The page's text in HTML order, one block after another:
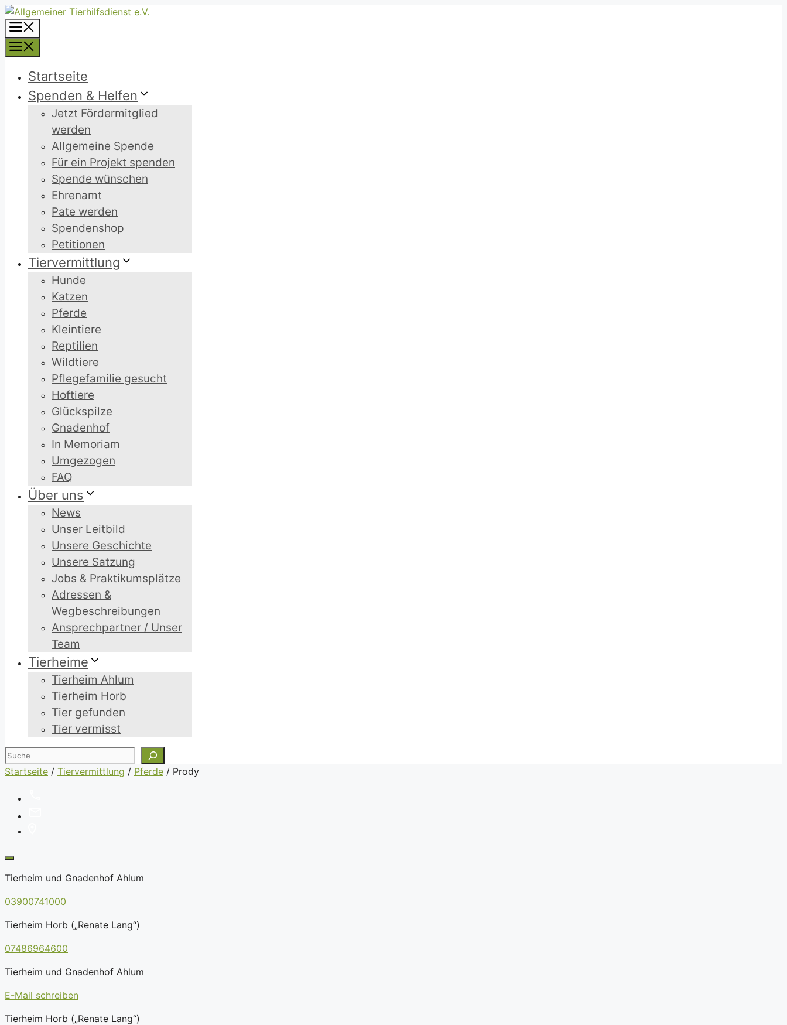
Zum
Inhalt
springen
Startseite
Spenden & Helfen
Jetzt Fördermitglied
werden
Allgemeine Spende
Für ein Projekt spenden
Spende wünschen
Ehrenamt
Pate werden
Spendenshop
Petitionen
Tiervermittlung
Hunde
Katzen
Pferde
Kleintiere
Reptilien
Wildtiere
Pflegefamilie gesucht
Hoftiere
Glückspilze
Gnadenhof
In Memoriam
Umgezogen
FAQ
Über uns
News
Unser Leitbild
Unsere Geschichte
Unsere Satzung
Jobs & Praktikumsplätze
Adressen &
Wegbeschreibungen
Ansprechpartner / Unser
Team
Tierheime
Tierheim Ahlum
Tierheim Horb
Tier gefunden
Tier vermisst
Suchen
Startseite / Tiervermittlung / Pferde / Prody
Tierheim und Gnadenhof Ahlum
03900741000
Tierheim Horb („Renate Lang“)
07486964600
Tierheim und Gnadenhof Ahlum
E-Mail schreiben
Tierheim Horb („Renate Lang“)